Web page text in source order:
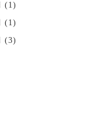
(1)
(1)
(3)